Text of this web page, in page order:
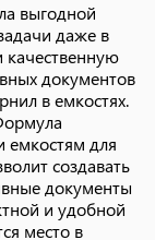
выгодной
даже в
документов
в емкостях.
емкостям для
создавать
документы
и удобной
место в